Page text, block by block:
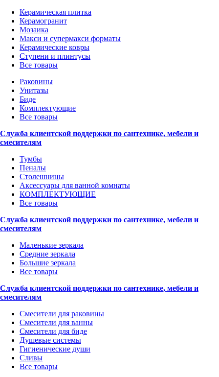
Керамическая плитка
Керамогранит
Мозаика
Макси и супермакси форматы
Керамические ковры
Ступени и плинтусы
Все товары
Раковины
Унитазы
Биде
Комплектующие
Все товары
Служба клиентской поддержки по сантехнике, мебели и
смесителям
Тумбы
Пеналы
Столешницы
Аксессуары для ванной комнаты
КОМПЛЕКТУЮЩИЕ
Все товары
Служба клиентской поддержки по сантехнике, мебели и
смесителям
Маленькие зеркала
Средние зеркала
Большие зеркала
Все товары
Служба клиентской поддержки по сантехнике, мебели и
смесителям
Смесители для раковины
Смесители для ванны
Смесители для биде
Душевые системы
Гигиенические души
Сливы
Все товары